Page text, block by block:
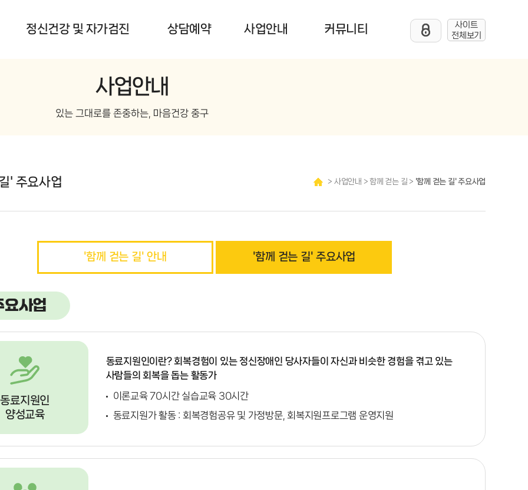
사이트
전체보기
정신건강 및 자가검진 상담예약 사업안내 커뮤니티
사업안내
있는 그대로를 존중하는, 마음건강 중구
' 주요사업 > 사업안내 > 함께 걷는 길 > '함께 걷는 길' 주요사업
'함께 걷는 길' 안내 '함께 걷는 길' 주요사업
요사업
동료지원인
양성교육
동료지원인이란? 회복경험이 있는 정신장애인 당사자들이 자신과 비슷한 경험을 겪고 있는
사람들의 회복을 돕는 활동가
이론교육 70시간 실습교육 30시간
동료지원가 활동 : 회복경험공유 및 가정방문, 회복지원프로그램 운영지원